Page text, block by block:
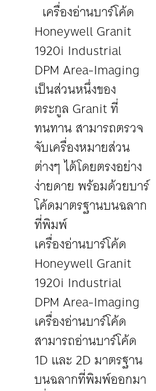
เครื่องอ่านบาร์โค้ด
Honeywell Granit
1920i Industrial
DPM Area-Imaging
เป็นส่วนหนึ่งของ
ตระกูล Granit ที่
ทนทาน สามารถตรวจ
จับเครื่องหมายส่วน
ต่างๆ ได้โดยตรงอย่าง
ง่ายดาย พร้อมด้วยบาร์
โค้ดมาตรฐานบนฉลาก
ที่พิมพ์
เครื่องอ่านบาร์โค้ด
Honeywell Granit
1920i Industrial
DPM Area-Imaging
เครื่องอ่านบาร์โค้ด
สามารถอ่านบาร์โค้ด
1D และ 2D มาตรฐาน
บนฉลากที่พิมพ์ออกมา